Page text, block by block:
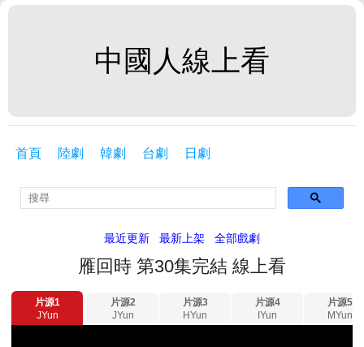
中國人線上看
首頁 陸劇 韓劇 台劇 日劇
最近更新 最新上架 全部戲劇
雁回時 第30集完結 線上看
片源1
JYun
片源2
JYun
片源3
HYun
片源4
IYun
片源5
MYun